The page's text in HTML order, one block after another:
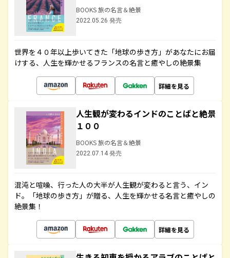
BOOKS 旅の名言＆絶景
2022.05.26 発売
世界を４０年以上歩いてきた「地球の歩き方」があなたにお届
けする、人生を輝かせるフランスの名言と癒やしの絶景集
詳細を見る
人生観が変わるインドのことばと絶景
１００
BOOKS 旅の名言＆絶景
2022.07.14 発売
混沌と喧噪、行った人の大半が人生観が変わると言う、イン
ド。「地球の歩き方」が贈る、人生を輝かせる名言と癒やしの
絶景集！
詳細を見る